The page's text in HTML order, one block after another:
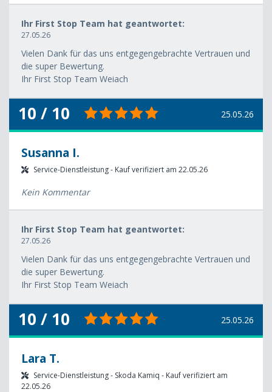
Ihr First Stop Team hat geantwortet:
27.05.26
Vielen Dank für das uns entgegengebrachte Vertrauen und
die super Bewertung.
Ihr First Stop Team Weiach
10 / 10 25.05.26
Susanna I.
Service-Dienstleistung - Kauf verifiziert am 22.05.26
Kein Kommentar
Ihr First Stop Team hat geantwortet:
27.05.26
Vielen Dank für das uns entgegengebrachte Vertrauen und
die super Bewertung.
Ihr First Stop Team Weiach
10 / 10 25.05.26
Lara T.
Service-Dienstleistung - Skoda Kamiq - Kauf verifiziert am
22.05.26